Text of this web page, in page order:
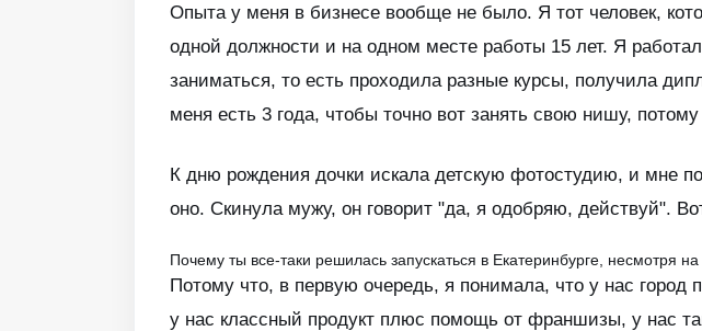
Опыта у меня в бизнесе вообще не было. Я тот человек,
одной должности и на одном месте работы 15 лет. Я
заниматься, то есть проходила разные курсы, получила
меня есть 3 года, чтобы точно вот занять свою нишу,
К дню рождения дочки искала детскую фотостудию, и мне
оно. Скинула мужу, он говорит "да, я одобряю, действуй".
Почему ты все-таки решилась запускаться в Екатеринбурге, несмотря
Потому что, в первую очередь, я понимала, что у нас город
у нас классный продукт плюс помощь от франшизы, у нас